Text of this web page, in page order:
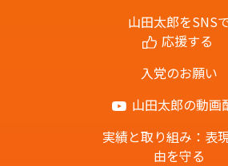
山田太郎をSNS
応援する
入党のお願い
山田太郎の動画
実績と取り組み：表
由を守る